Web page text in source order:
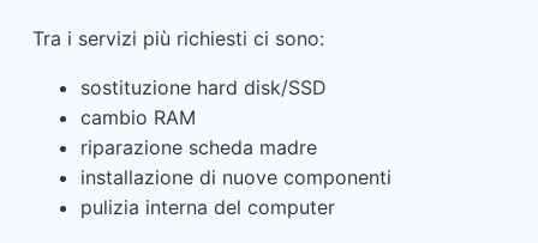
Tra i servizi più richiesti ci sono:
sostituzione hard disk/SSD
cambio RAM
riparazione scheda madre
installazione di nuove componenti
pulizia interna del computer